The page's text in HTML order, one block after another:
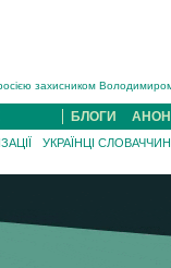
захисником
Богданом Югасом, який два
Юліана Гербея
Роздяловський (ФОТО)...
постраждали 13 людей
за обвинувачен...
БЛОГИ
УКРАЇНЦІ